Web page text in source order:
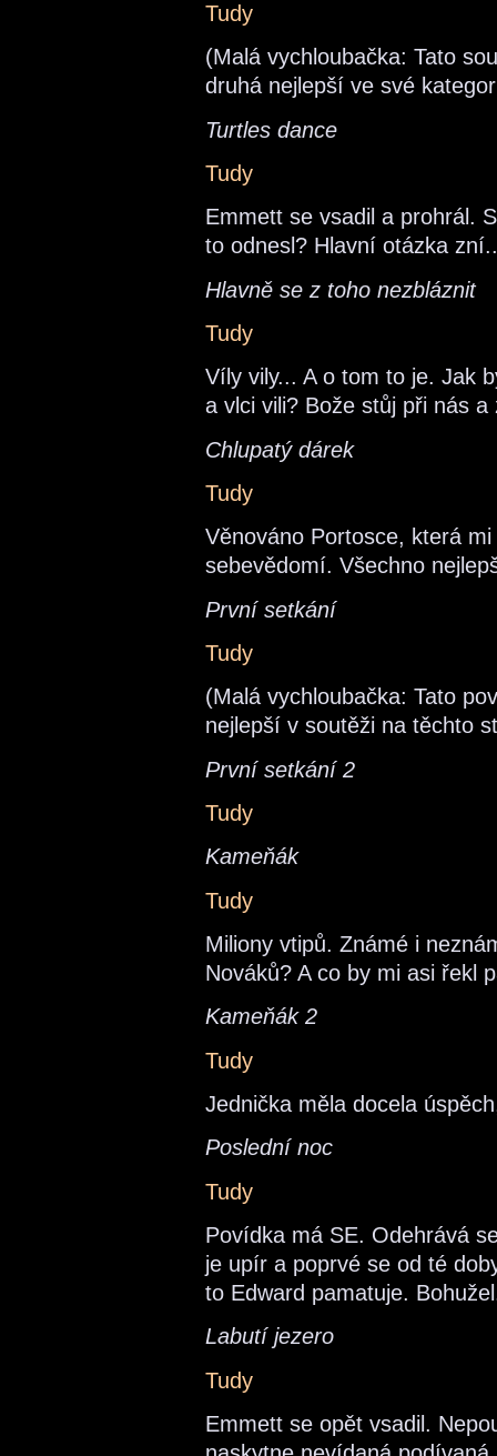
Tudy
(Malá vychloubačka: Tato
druhá nejlepší ve své
Turtles dance
Tudy
Emmett se vsadil a prohrál.
to odnesl? Hlavní otázka
Hlavně se z toho nezbláznit
Tudy
Víly vily... A o tom to je. Jak
a vlci vili? Bože stůj při nás
Chlupatý dárek
Tudy
Věnováno Portosce, která
sebevědomí. Všechno
První setkání
Tudy
(Malá vychloubačka: Tato
nejlepší v soutěži na těchto
První setkání 2
Tudy
Kameňák
Tudy
Miliony vtipů. Známé i
Nováků? A co by mi asi řekl
Kameňák 2
Tudy
Jednička měla docela
Poslední noc
Tudy
Povídka má SE. Odehrává
je upír a poprvé se od té
to Edward pamatuje.
Labutí jezero
Tudy
Emmett se opět vsadil.